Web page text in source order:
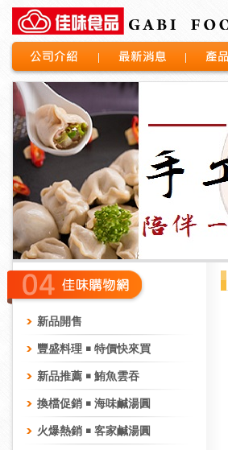
公司介紹 最新消息 產品介紹
新品開售
豐盛料理 ￭ 特價快來買
新品推薦 ￭ 鮪魚雲吞
換檔促銷 ￭ 海味鹹湯圓
火爆熱銷 ￭ 客家鹹湯圓